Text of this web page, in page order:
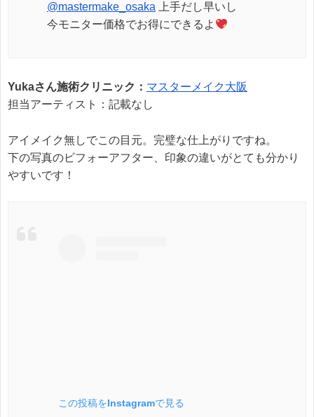
@mastermake_osaka 上手だし早いし
今モニター価格でお得にできるよ
Yukaさん施術クリニック： マスターメイク大阪
担当アーティスト：記載なし
アイメイク無しでこの目元。完璧な仕上がりですね。
下の写真のビフォーアフター、印象の違いがとても分かり
やすいです！
この投稿をInstagramで見る